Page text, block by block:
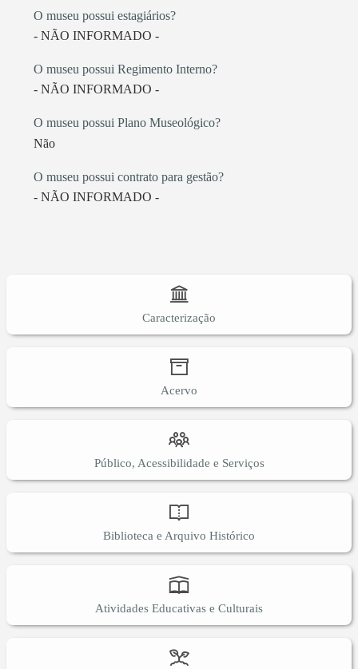
O museu possui estagiários?
- NÃO INFORMADO -
O museu possui Regimento Interno?
- NÃO INFORMADO -
O museu possui Plano Museológico?
Não
O museu possui contrato para gestão?
- NÃO INFORMADO -
Caracterização
Acervo
Público, Acessibilidade e Serviços
Biblioteca e Arquivo Histórico
Atividades Educativas e Culturais